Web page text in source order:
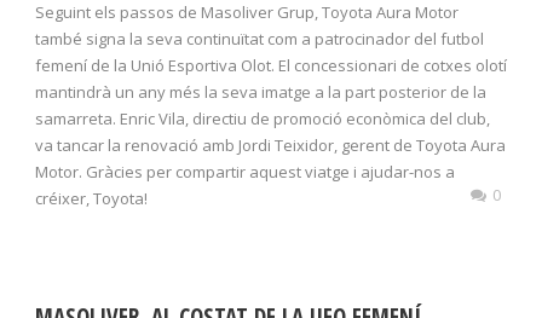
Seguint els passos de Masoliver Grup, Toyota Aura Motor
també signa la seva continuïtat com a patrocinador del futbol
femení de la Unió Esportiva Olot. El concessionari de cotxes olotí
mantindrà un any més la seva imatge a la part posterior de la
samarreta. Enric Vila, directiu de promoció econòmica del club,
va tancar la renovació amb Jordi Teixidor, gerent de Toyota Aura
Motor. Gràcies per compartir aquest viatge i ajudar-nos a
créixer, Toyota!
0